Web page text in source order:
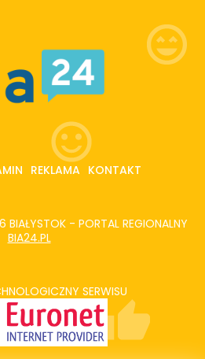
REKLAMA KONTAKT
- PORTAL REGIONALNY
BIA24.PL
SERWISU